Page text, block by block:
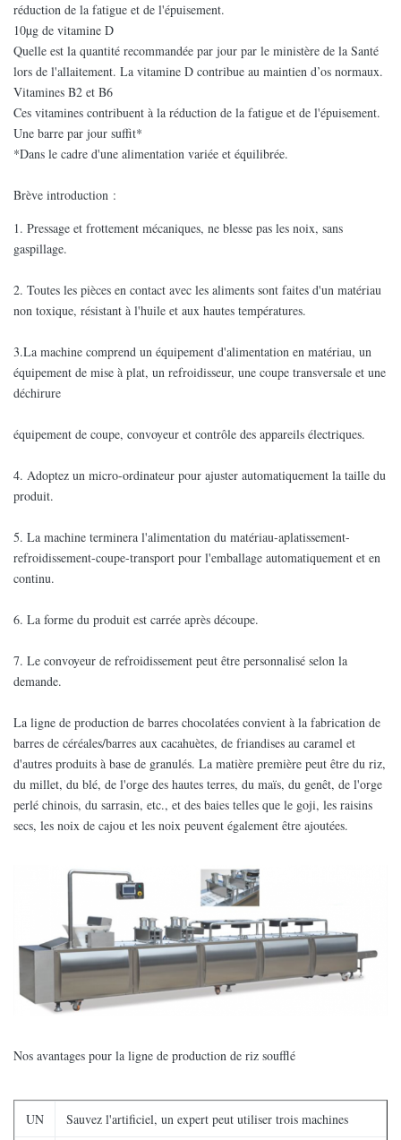
réduction de la fatigue et de l'épuisement.
10µg de vitamine D
Quelle est la quantité recommandée par jour par le ministère de la Santé
lors de l'allaitement. La vitamine D contribue au maintien d’os normaux.
Vitamines B2 et B6
Ces vitamines contribuent à la réduction de la fatigue et de l'épuisement.
Une barre par jour suffit*
*Dans le cadre d'une alimentation variée et équilibrée.
Brève introduction :
1. Pressage et frottement mécaniques, ne blesse pas les noix, sans
gaspillage.
2. Toutes les pièces en contact avec les aliments sont faites d'un matériau
non toxique, résistant à l'huile et aux hautes températures.
3.La machine comprend un équipement d'alimentation en matériau, un
équipement de mise à plat, un refroidisseur, une coupe transversale et une
déchirure
équipement de coupe, convoyeur et contrôle des appareils électriques.
4. Adoptez un micro-ordinateur pour ajuster automatiquement la taille du
produit.
5. La machine terminera l'alimentation du matériau-aplatissement-
refroidissement-coupe-transport pour l'emballage automatiquement et en
continu.
6. La forme du produit est carrée après découpe.
7. Le convoyeur de refroidissement peut être personnalisé selon la
demande.
La ligne de production de barres chocolatées convient à la fabrication de
barres de céréales/barres aux cacahuètes, de friandises au caramel et
d'autres produits à base de granulés. La matière première peut être du riz,
du millet, du blé, de l'orge des hautes terres, du maïs, du genêt, de l'orge
perlé chinois, du sarrasin, etc., et des baies telles que le goji, les raisins
secs, les noix de cajou et les noix peuvent également être ajoutées.
Nos avantages pour la ligne de production de riz soufflé
UN Sauvez l'artificiel, un expert peut utiliser trois machines